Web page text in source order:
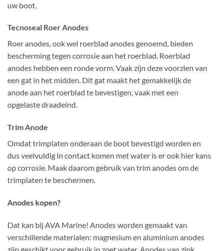
uw boot.
Tecnoseal Roer Anodes
Roer anodes, ook wel roerblad anodes genoemd, bieden
bescherming tegen corrosie aan het roerblad. Roerblad
anodes hebben een ronde vorm. Vaak zijn deze voorzien van
een gat in het midden. Dit gat maakt het gemakkelijk de
anode aan het roerblad te bevestigen, vaak met een
opgelaste draadeind.
Trim Anode
Omdat trimplaten onderaan de boot bevestigd worden en
dus veelvuldig in contact komen met water is er ook hier kans
op corrosie. Maak daarom gebruik van trim anodes om de
trimplaten te beschermen.
Anodes kopen?
Dat kan bij AVA Marine! Anodes worden gemaakt van
verschillende materialen: magnesium en aluminium anodes